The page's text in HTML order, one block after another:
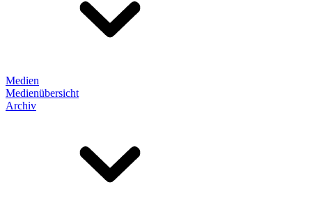
Medien
Medienübersicht
Archiv